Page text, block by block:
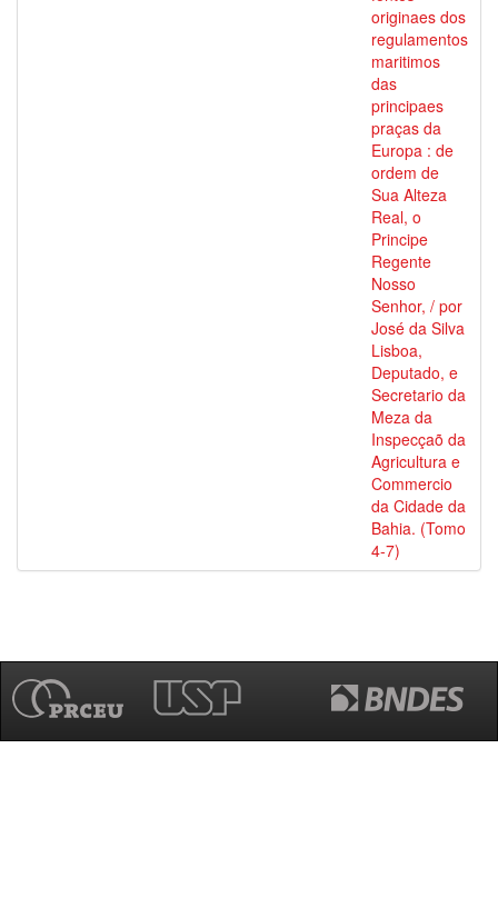
originaes dos
regulamentos
maritimos
das
principaes
praças da
Europa : de
ordem de
Sua Alteza
Real, o
Principe
Regente
Nosso
Senhor, / por
José da Silva
Lisboa,
Deputado, e
Secretario da
Meza da
Inspecçaõ da
Agricultura e
Commercio
da Cidade da
Bahia. (Tomo
4-7)